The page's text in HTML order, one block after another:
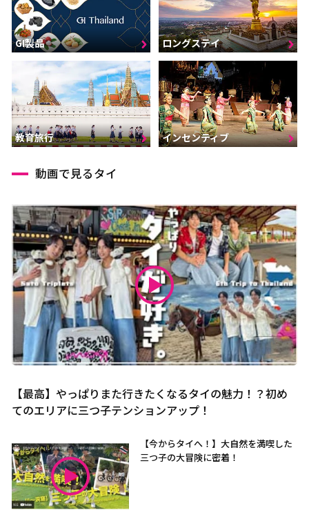
GI製品 ロングステイ
教育旅行 インセンティブ
動画で見るタイ
【最高】やっぱりまた行きたくなるタイの魅力！？初め
てのエリアに三つ子テンションアップ！
【今からタイへ！】大自然を満喫した
三つ子の大冒険に密着！